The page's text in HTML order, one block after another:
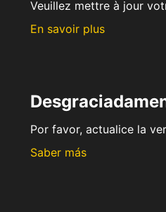
Veuillez mettre à jour
En savoir plus
Por favor, actualice la
Saber más